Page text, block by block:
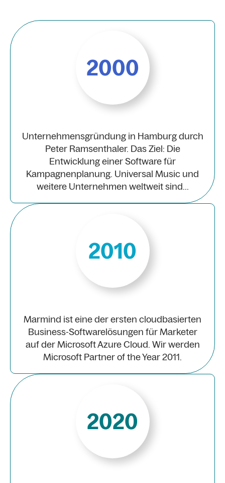
2000
Unternehmensgründung in Hamburg durch
Peter Ramsenthaler. Das Ziel: Die
Entwicklung einer Software für
Kampagnenplanung. Universal Music und
weitere Unternehmen weltweit sind...
2010
Marmind ist eine der ersten cloudbasierten
Business-Softwarelösungen für Marketer
auf der Microsoft Azure Cloud. Wir werden
Microsoft Partner of the Year 2011.
2020